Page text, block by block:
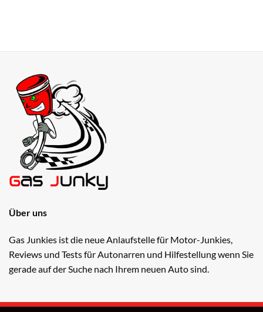
Über uns
Gas Junkies ist die neue Anlaufstelle für Motor-Junkies,
Reviews und Tests für Autonarren und Hilfestellung wenn Sie
gerade auf der Suche nach Ihrem neuen Auto sind.